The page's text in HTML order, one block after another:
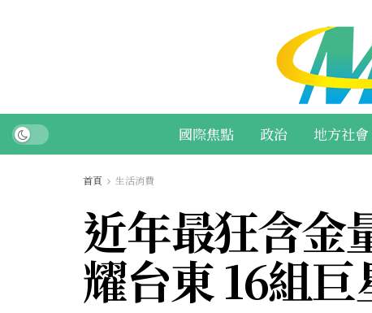
國際焦點 政治 地方社會
首頁 生活消費
近年最狂含金
耀台東 16組